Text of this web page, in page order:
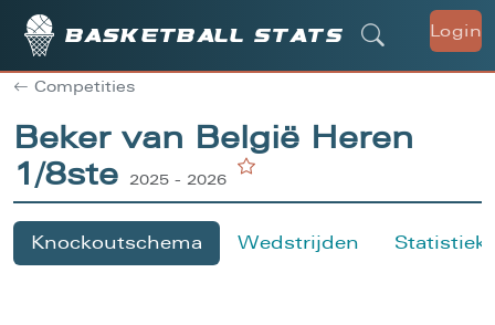
Basketball stats Login
Competities
Beker van België Heren
1/8ste
2025 - 2026
Knockoutschema Wedstrijden